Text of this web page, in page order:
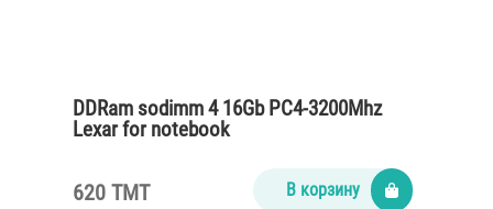
DDRam sodimm 4 16Gb PC4-3200Mhz
Lexar for notebook
620 TMT В корзину